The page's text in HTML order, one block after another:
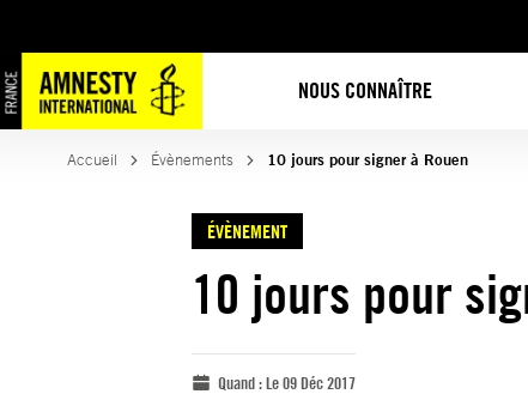
NOUS CONNAÎTRE
Accueil Évènements 10 jours pour signer à Rouen
ÉVÈNEMENT
10 jours pour
Quand :Le 09 Déc 2017